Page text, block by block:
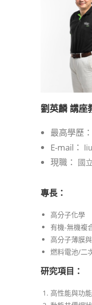
劉英麟 講座
最高學歷
E-mail：
現職： 國
專長：
高分子化學
有機-無機複
高分子薄膜
燃料電池/二
研究項目 ：
高性能與功